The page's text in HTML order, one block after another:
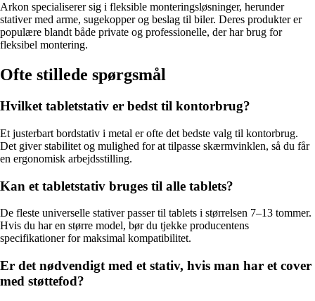
Arkon specialiserer sig i fleksible monteringsløsninger, herunder
stativer med arme, sugekopper og beslag til biler. Deres produkter er
populære blandt både private og professionelle, der har brug for
fleksibel montering.
Ofte stillede spørgsmål
Hvilket tabletstativ er bedst til kontorbrug?
Et justerbart bordstativ i metal er ofte det bedste valg til kontorbrug.
Det giver stabilitet og mulighed for at tilpasse skærmvinklen, så du får
en ergonomisk arbejdsstilling.
Kan et tabletstativ bruges til alle tablets?
De fleste universelle stativer passer til tablets i størrelsen 7–13 tommer.
Hvis du har en større model, bør du tjekke producentens
specifikationer for maksimal kompatibilitet.
Er det nødvendigt med et stativ, hvis man har et cover
med støttefod?